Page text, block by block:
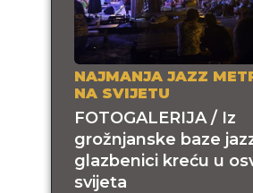
NAJMANJA JAZZ
NA SVIJETU
FOTOGALERIJA / Iz
grožnjanske baze
glazbenici kreću u
svijeta